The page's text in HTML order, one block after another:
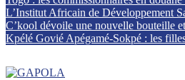
L’Institut Africain de Développement
C’kool dévoile une nouvelle bouteille
Kpélé Govié Apégamé-Sokpé : les